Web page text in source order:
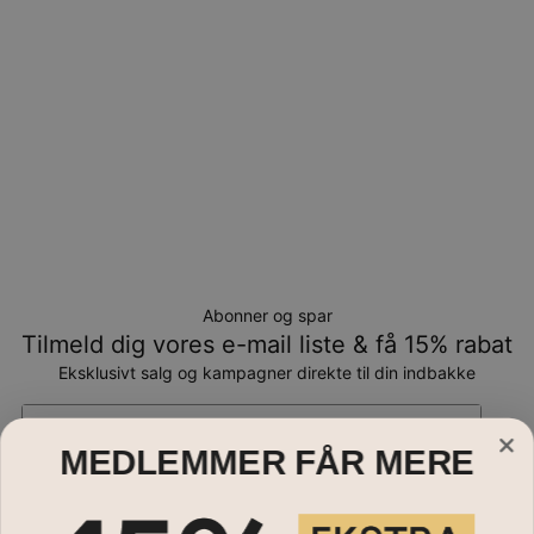
Abonner og spar
Tilmeld dig vores e-mail liste & få 15% rabat
Eksklusivt salg og kampagner direkte til din indbakke
MEDLEMMER FÅR MERE